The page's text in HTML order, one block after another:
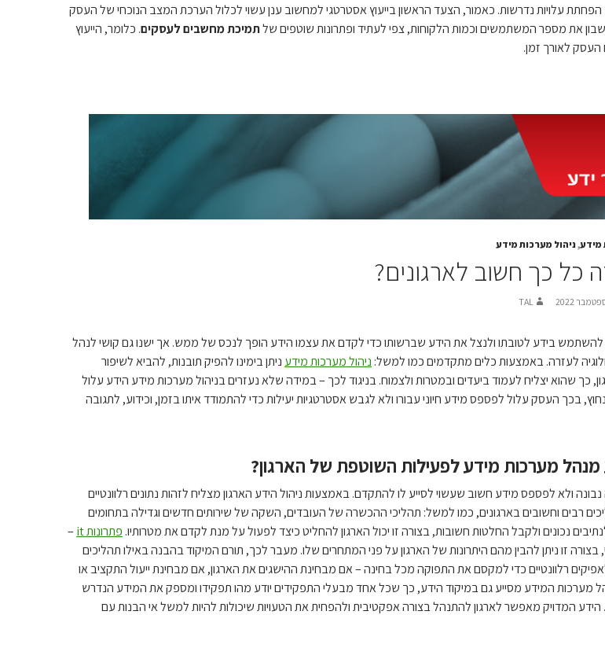
עלויות נדרשות. כאמור, הצעד הראשון בייעוץ אסטרטגי למחשוב ענן עשוי לכלול הערכת המצב הנוכחי של העסק
את מספר המשתמשים וכמות הלקוחות, צפי לעתיד ופתרונות שוטפים שלתמיכת מחשבים לעסקים. כלומר, הייעוץ
לאורך זמן.
מידע,ניהול מערכות מידע
כל כך חשוב לארגונים?
TAL
להשתמש בידע לטובתו ולנצל את הידע שברשותו כדי לקדם את עצמו הידע הופך לנכס של ממש. אך ישנו גם קושי לנהל
לעזרה. באמצעות כלים מתקדמים כמו למשל: ניהול מערכות מידע ניתן בימינו להפיק תובנות, להביא לשיפור
כך שהוא יצליח לעמוד ביעדים ובמטרות ולצמוח. בניגוד לכך – במידה שלא נעזרים בניהול מערכות מידע הידע עלול
בכך העסק עלול לפספס מידע חיוני עבורו ולא לגבש אסטרטגיות יעילות כדי להתמודד איתו בזמן, וכידוע, לתגובה
מערכות מידע לפעילות השוטפת של הארגון?
ולא לפספס מידע חשוב שעשוי לסייע לו להתקדם. באמצעות ניהול הידע הארגון מצליח לזהות נתונים רלוונטיים
רבים וחשובים בארגונים, כמו למשל: תהליכי ההכשרה של העובדים, השקה של שירותים חדשים וגדילה בתחומים
לנתיבים נכונים ולקבל החלטות חשובות, בצורה זו יכול הארגון להחליט כיצד לפעול על מנת לקדם את מטרותיו. פתרונות it
–
בצורה זו ניתן להבין מהם היתרונות של הארגון על פני המתחרים שלו. מעבר לכך, תורם המיקוד בהבנה באילו תהליכים
רלוונטיים כדי למקסם את התפוקה מכל בחינה – אם מבחינת ההישגים את הארגון, אם מבחינת ייעול התקציב או
מערכות המידע מסייע גם במיקוד הידע, כך שכל אחד מבעלי התפקידים יודע מהו תפקידו ומספק את המידע הנדרש
המדויק מאפשר לארגון להתנהל בצורה אפקטיבית ולהפחית את הטעויות שיכולות להיות למשל אי הבנות עם